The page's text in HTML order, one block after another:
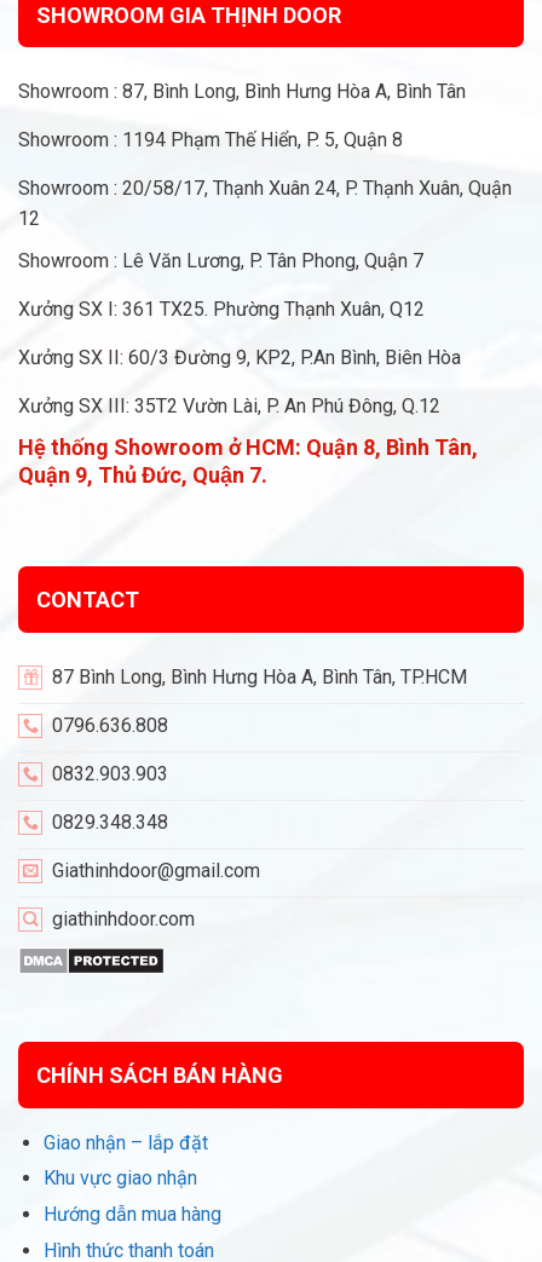
SHOWROOM GIA THỊNH DOOR
Showroom : 87, Bình Long, Bình Hưng Hòa A, Bình Tân
Showroom : 1194 Phạm Thế Hiển, P. 5, Quận 8
Showroom : 20/58/17, Thạnh Xuân 24, P. Thạnh Xuân, Quận
12
Showroom : Lê Văn Lương, P. Tân Phong, Quận 7
Xưởng SX I: 361 TX25. Phường Thạnh Xuân, Q12
Xưởng SX II: 60/3 Đường 9, KP2, P.An Bình, Biên Hòa
Xưởng SX III: 35T2 Vườn Lài, P. An Phú Đông, Q.12
Hệ thống Showroom ở HCM: Quận 8, Bình Tân,
Quận 9, Thủ Đức, Quận 7.
CONTACT
87 Bình Long, Bình Hưng Hòa A, Bình Tân, TP.HCM
0796.636.808
0832.903.903
0829.348.348
Giathinhdoor@gmail.com
giathinhdoor.com
CHÍNH SÁCH BÁN HÀNG
Giao nhận – lắp đặt
Khu vực giao nhận
Hướng dẫn mua hàng
Hình thức thanh toán